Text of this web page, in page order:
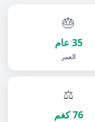
🎂
35 عام
العمر
⚖️
76 كغم